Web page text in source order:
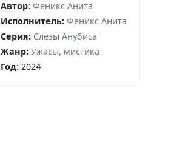
Автор: Феникс Анита
Исполнитель: Феникс Анита
Серия: Слезы Анубиса
Жанр: Ужасы, мистика
Год: 2024